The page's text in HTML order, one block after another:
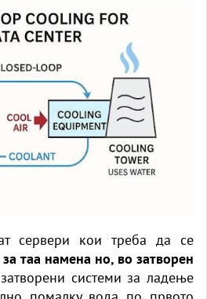
сервери кои треба да се
таа намена но, во затворен
системи за ладење